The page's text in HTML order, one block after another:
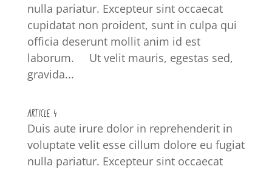
nulla pariatur. Excepteur sint occaecat
cupidatat non proident, sunt in culpa qui
officia deserunt mollit anim id est
laborum. Ut velit mauris, egestas sed,
gravida...
ARTICLE 4
Duis aute irure dolor in reprehenderit in
voluptate velit esse cillum dolore eu fugiat
nulla pariatur. Excepteur sint occaecat